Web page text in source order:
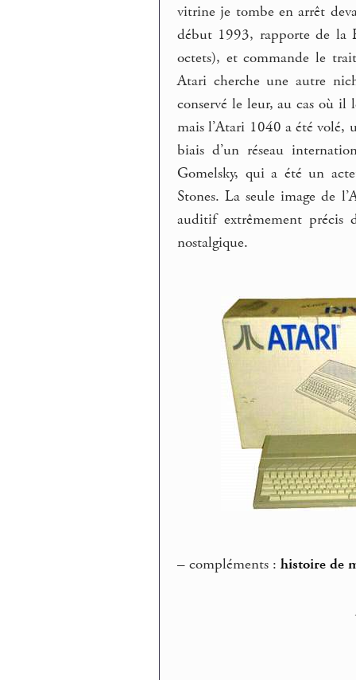
vitrine je tombe en arrêt
début 1993, rapporte de la
octets), et commande le
Atari cherche une autre
conservé le leur, au cas où il
mais l’Atari 1040 a été volé,
biais d’un réseau
Gomelsky, qui a été un
Stones. La seule image de
auditif extrêmement précis
nostalgique.
– compléments :histoire de